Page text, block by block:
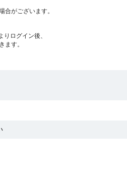
合がございます。
ログイン後、
ます。